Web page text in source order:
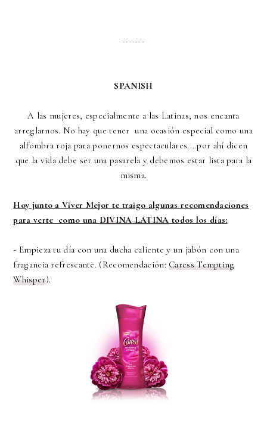
SPANISH
A las mujeres, especialmente a las Latinas, nos encanta
arreglarnos. No hay que tener una ocasión especial como una
alfombra roja para ponernos espectaculares....por ahí dicen
que la vida debe ser una pasarela y debemos estar lista para la
misma.
Hoy junto a Viver Mejor te traigo algunas recomendaciones
para verte como una DIVINA LATINAtodos los días:
- Empieza tu día con una ducha caliente y un jabón con una
fragancia refrescante. (Recomendación:Caress Tempting
Whisper).